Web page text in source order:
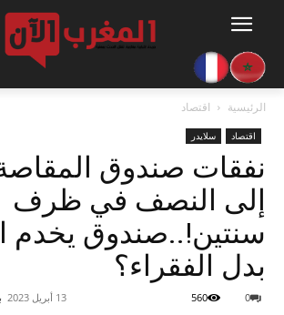
الرئيسية اقتصاد
اقتصاد سلايدر
نفقات صندوق
إلى النصف في ظرف
سنتين!..صندوق يخدم
بدل الفقراء؟
13 أبريل 2023 0
560